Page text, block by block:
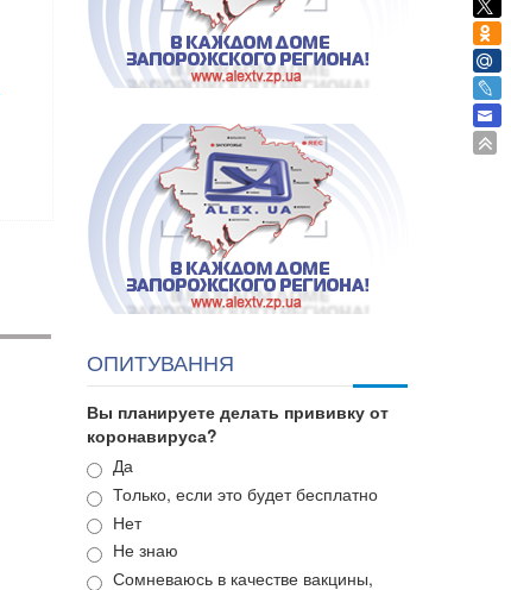
ОПИТУВАННЯ
Вы планируете делать прививку от
коронавируса?
Варианты
Да
Только, если это будет бесплатно
Нет
Не знаю
Сомневаюсь в качестве вакцины,